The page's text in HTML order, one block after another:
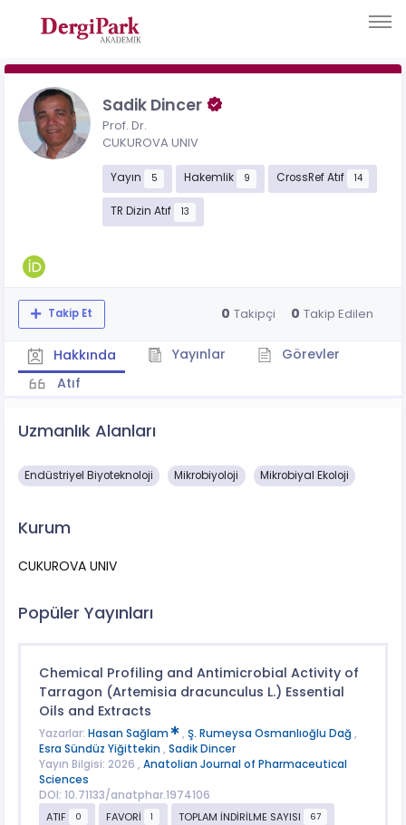
Sadik Dincer
Prof. Dr.
CUKUROVA UNIV
Yayın 5 Hakemlik 9 CrossRef Atıf 14
TR Dizin Atıf 13
Takip Et 0 Takipçi 0 Takip Edilen
Hakkında Yayınlar
Görevler
Atıf
Uzmanlık Alanları
Endüstriyel Biyoteknoloji Mikrobiyoloji Mikrobiyal Ekoloji
Kurum
CUKUROVA UNIV
Popüler Yayınları
Chemical Profiling and Antimicrobial Activity of
Tarragon (Artemisia dracunculus L.) Essential
Oils and Extracts
Yazarlar: Hasan Sağlam , Ş. Rumeysa Osmanlıoğlu Dağ ,
Esra Sündüz Yiğittekin , Sadik Dincer
Yayın Bilgisi: 2026 , Anatolian Journal of Pharmaceutical
Sciences
DOI: 10.71133/anatphar.1974106
ATIF
0 FAVORİ 1 TOPLAM İNDİRİLME SAYISI 67